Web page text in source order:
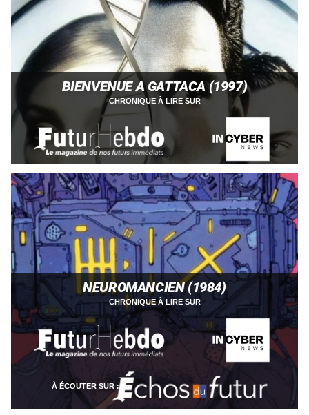
BIENVENUE A GATTACA (1997)
CHRONIQUE À LIRE SUR
NEUROMANCIEN (1984)
CHRONIQUE À LIRE SUR
À ÉCOUTER SUR :